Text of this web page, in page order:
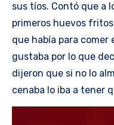
sus tíos. Contó que a
primeros huevos
que había para comer
gustaba por lo que
dijeron que si no lo
cenaba lo iba a tener